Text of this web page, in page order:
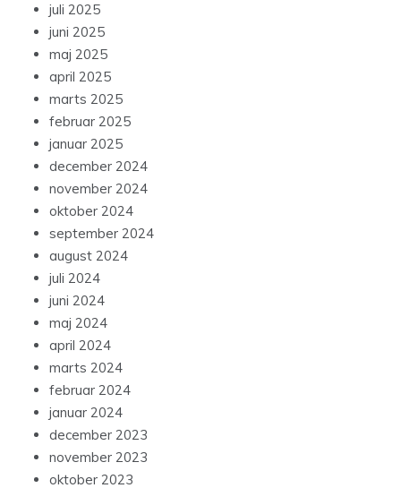
juli 2025
juni 2025
maj 2025
april 2025
marts 2025
februar 2025
januar 2025
december 2024
november 2024
oktober 2024
september 2024
august 2024
juli 2024
juni 2024
maj 2024
april 2024
marts 2024
februar 2024
januar 2024
december 2023
november 2023
oktober 2023